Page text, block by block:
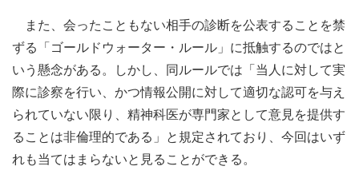
また、会ったこともない相手の診断を公表することを禁
ずる「ゴールドウォーター・ルール」に抵触するのではと
いう懸念がある。しかし、同ルールでは「当人に対して実
際に診察を行い、かつ情報公開に対して適切な認可を与え
られていない限り、精神科医が専門家として意見を提供す
ることは非倫理的である」と規定されており、今回はいず
れも当てはまらないと見ることができる。